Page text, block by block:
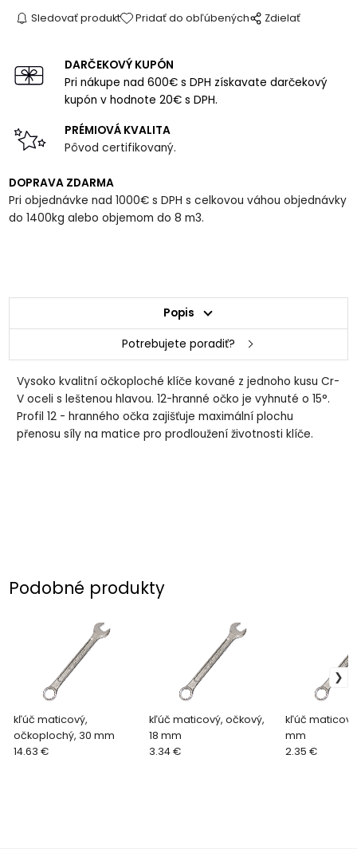
Sledovať produkt Pridať do obľúbených Zdielať
DARČEKOVÝ KUPÓN
Pri nákupe nad 600€ s DPH získavate darčekový
kupón v hodnote 20€ s DPH.
PRÉMIOVÁ KVALITA
Pôvod certifikovaný.
DOPRAVA ZDARMA
Pri objednávke nad 1000€ s DPH s celkovou váhou objednávky
do 1400kg alebo objemom do 8 m3.
Popis
Potrebujete poradiť?
Vysoko kvalitní očkoploché klíče kované z jednoho kusu Cr-
V oceli s leštenou hlavou. 12-hranné očko je vyhnuté o 15°.
Profil 12 - hranného očka zajišťuje maximální plochu
přenosu síly na matice pro prodloužení životnosti klíče.
Podobné produkty
kľúč maticový,
očkoplochý, 30 mm
14.63 €
kľúč maticový, očkový,
18 mm
3.34 €
kľúč
mm
2.35 €